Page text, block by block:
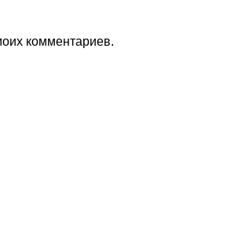
комментариев.